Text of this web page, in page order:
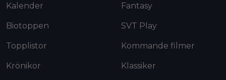
Kalender
Biotoppen
Topplistor
Krönikor
Fantasy
SVT Play
Kommande filmer
Klassiker